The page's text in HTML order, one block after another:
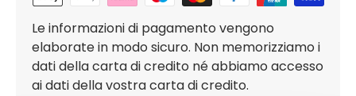
Le informazioni di pagamento vengono
elaborate in modo sicuro. Non memorizziamo i
dati della carta di credito né abbiamo accesso
ai dati della vostra carta di credito.